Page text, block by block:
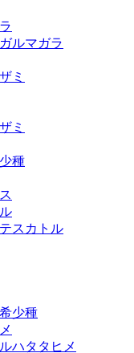
ルマガラ
ミ
ミ
種
スカトル
少種
ハタタヒメ